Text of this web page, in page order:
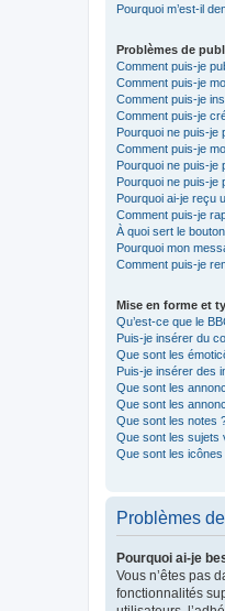
Pourquoi m’est-il
Problèmes de
Comment puis-je
Comment puis-je
Comment puis-je
Comment puis-je
Pourquoi ne puis-je
Comment puis-je
Pourquoi ne puis-je
Pourquoi ne puis-je
Pourquoi ai-je reçu
Comment puis-je
À quoi sert le
Pourquoi mon
Comment puis-je
Mise en forme et
Qu’est-ce que le
Puis-je insérer du
Que sont les
Puis-je insérer des
Que sont les
Que sont les
Que sont les notes
Que sont les sujets
Que sont les
Problèmes
Pourquoi ai-je
Vous n’êtes pas
fonctionnalités